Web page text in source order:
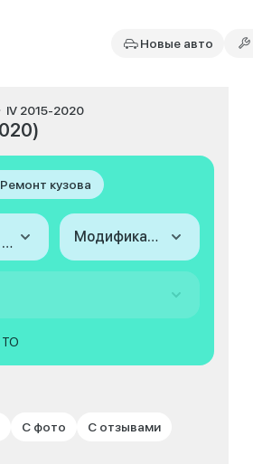
Новые авто
IV 2015-2020
Ремонт кузова
2015-2020 (IV) Модификация
ТО
С фото С отзывами